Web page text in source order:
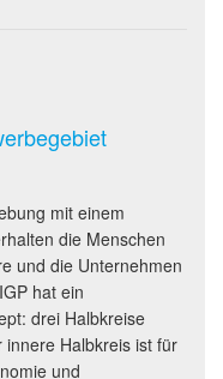
mit einem
die Menschen
und die Unternehmen
hat ein
drei Halbkreise
Halbkreis ist für
und